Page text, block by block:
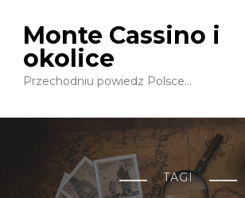
Monte Cassino i
okolice
Przechodniu powiedz Polsce…
TAGI